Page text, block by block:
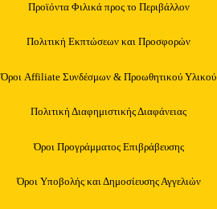
Προϊόντα Φιλικά προς το Περιβάλλον
Πολιτική Εκπτώσεων και Προσφορών
Όροι Affiliate Συνδέσμων & Προωθητικού Υλικού
Πολιτική Διαφημιστικής Διαφάνειας
Όροι Προγράμματος Επιβράβευσης
Όροι Υποβολής και Δημοσίευσης Αγγελιών